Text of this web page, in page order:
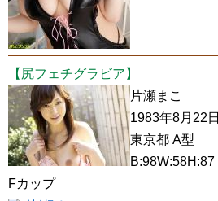
【尻フェチグラビア】
片瀬まこ
1983年8月22日
東京都 A型
B:98W:58H:87
Fカップ